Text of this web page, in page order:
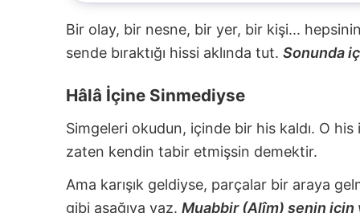
Bir olay, bir nesne, bir yer, bir kişi...
sende bıraktığı hissi aklında tut. Sonunda
Hâlâ İçine Sinmediyse
Simgeleri okudun, içinde bir his kaldı. O
zaten kendin tabir etmişsin demektir.
Ama karışık geldiyse, parçalar bir araya
gibi aşağıya yaz. Muabbir (Alîm) senin için